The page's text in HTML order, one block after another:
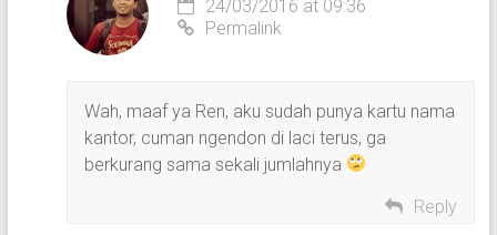
24/03/2016 at 09:36
Permalink
Wah, maaf ya Ren, aku sudah punya kartu nama
kantor, cuman ngendon di laci terus, ga
berkurang sama sekali jumlahnya
Reply